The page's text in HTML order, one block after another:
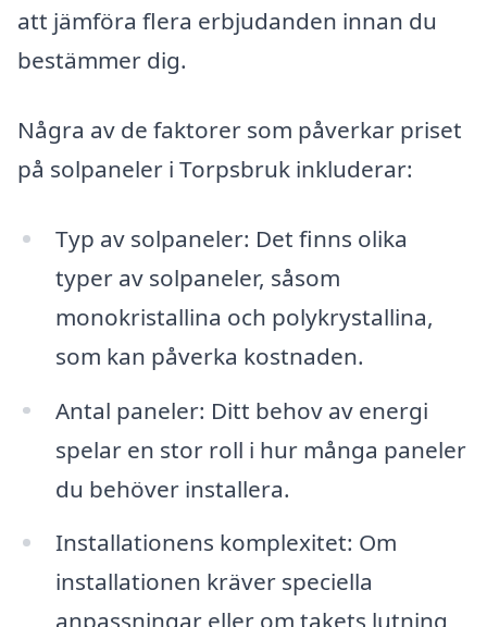
att jämföra flera erbjudanden innan du
bestämmer dig.
Några av de faktorer som påverkar priset
på solpaneler i Torpsbruk inkluderar:
Typ av solpaneler: Det finns olika
typer av solpaneler, såsom
monokristallina och polykrystallina,
som kan påverka kostnaden.
Antal paneler: Ditt behov av energi
spelar en stor roll i hur många paneler
du behöver installera.
Installationens komplexitet: Om
installationen kräver speciella
anpassningar eller om takets lutning